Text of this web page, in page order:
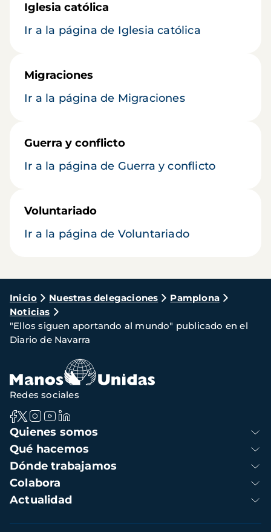
Iglesia católica
Ir a la página de Iglesia católica
Migraciones
Ir a la página de Migraciones
Guerra y conflicto
Ir a la página de Guerra y conflicto
Voluntariado
Ir a la página de Voluntariado
Ruta
de
navegación
Inicio Nuestras delegaciones
Pamplona
Noticias
"Ellos siguen aportando al mundo" publicado en el
Diario de Navarra
Navegación
principal
Quienes somos
Qué hacemos
Dónde trabajamos
Colabora
Actualidad
Redes sociales